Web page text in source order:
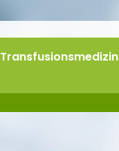
Transfusionsmedizin